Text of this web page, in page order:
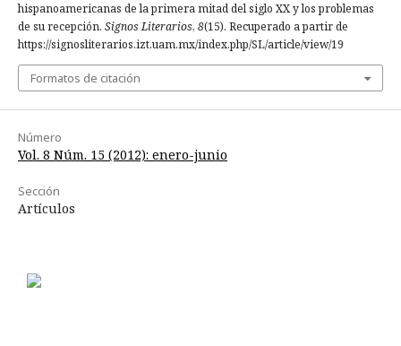
hispanoamericanas de la primera mitad del siglo XX y los problemas
de su recepción. Signos Literarios, 8(15). Recuperado a partir de
https://signosliterarios.izt.uam.mx/index.php/SL/article/view/19
Formatos de citación
Número
Vol. 8 Núm. 15 (2012): enero-junio
Sección
Artículos